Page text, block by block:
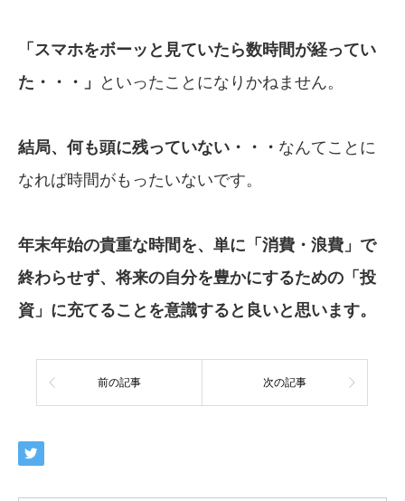
「スマホをボーッと 見ていたら数時間が経ってい
た・・・」
といったことになりかねません。
結局、何も頭に残っていない・・・ なんてことに
なれば時間がもったいないです。
年末年始の貴重な時間を、単に「消費・ 浪費」で
終わらせず、将来の自分を豊かにするための「投
資」に充てることを意識すると良いと思います。
前の記事 次の記事